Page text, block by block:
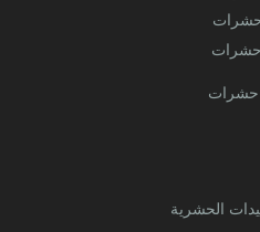
حشرات
الحشرية